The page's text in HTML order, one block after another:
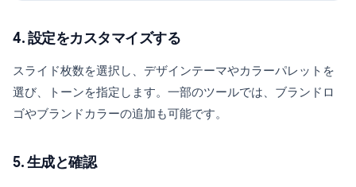
4. 設定をカスタマイズする
スライド枚数を選択し、デザインテーマやカラーパレットを
選び、トーンを指定します。一部のツールでは、ブランドロ
ゴやブランドカラーの追加も可能です。
5. 生成と確認